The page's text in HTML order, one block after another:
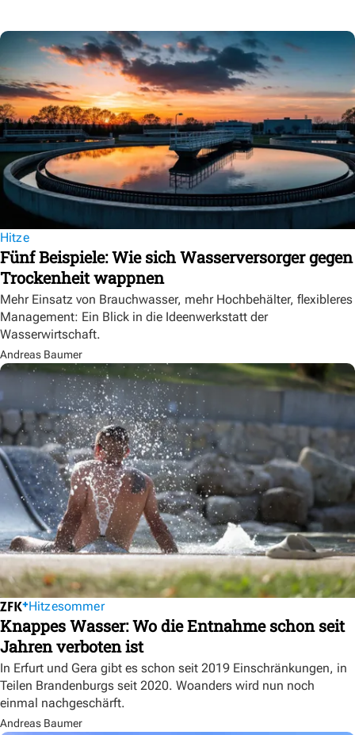
Hitze
Fünf Beispiele: Wie sich Wasserversorger gegen
Trockenheit wappnen
Mehr Einsatz von Brauchwasser, mehr Hochbehälter, flexibleres
Management: Ein Blick in die Ideenwerkstatt der
Wasserwirtschaft.
Andreas Baumer
Hitzesommer
Knappes Wasser: Wo die Entnahme schon seit
Jahren verboten ist
In Erfurt und Gera gibt es schon seit 2019 Einschränkungen, in
Teilen Brandenburgs seit 2020. Woanders wird nun noch
einmal nachgeschärft.
Andreas Baumer